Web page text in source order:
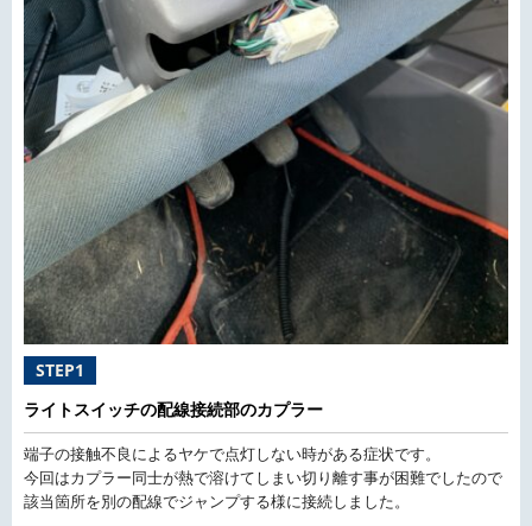
STEP1
ライトスイッチの配線接続部のカプラー
端子の接触不良によるヤケで点灯しない時がある症状です。
今回はカプラー同士が熱で溶けてしまい切り離す事が困難でしたので
該当箇所を別の配線でジャンプする様に接続しました。